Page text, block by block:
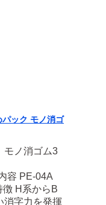
パック モノ消ゴ
ノ消ゴム3
容 PE-04A
徴 H系からB
消字力を発揮